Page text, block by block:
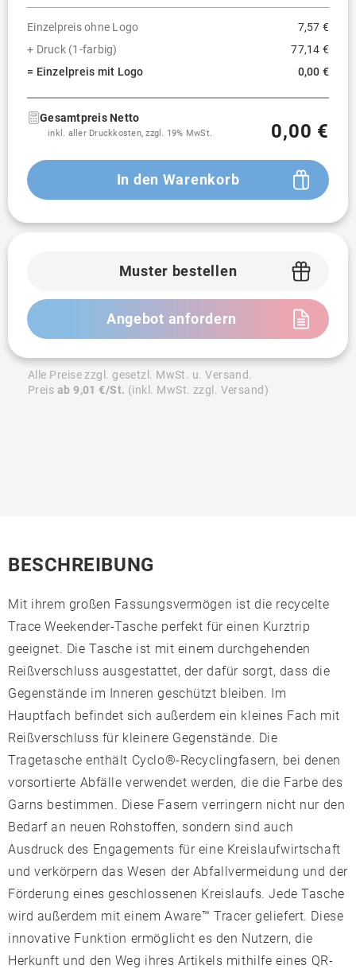
Einzelpreis ohne Logo
7,57 €
+ Druck (1-farbig)
77,14 €
= Einzelpreis mit Logo
0,00 €
Gesamtpreis Netto
inkl. aller Druckkosten, zzgl. 19% MwSt. 0,00 €
In den Warenkorb
Muster bestellen
Angebot anfordern
Alle Preise zzgl. gesetzl. MwSt. u. Versand.
Preis ab 9,01 €/St. (inkl. MwSt. zzgl. Versand)
BESCHREIBUNG
Mit ihrem großen Fassungsvermögen ist die recycelte
Trace Weekender-Tasche perfekt für einen Kurztrip
geeignet. Die Tasche ist mit einem durchgehenden
Reißverschluss ausgestattet, der dafür sorgt, dass die
Gegenstände im Inneren geschützt bleiben. Im
Hauptfach befindet sich außerdem ein kleines Fach mit
Reißverschluss für kleinere Gegenstände. Die
Tragetasche enthält Cyclo®-Recyclingfasern, bei denen
vorsortierte Abfälle verwendet werden, die die Farbe des
Garns bestimmen. Diese Fasern verringern nicht nur den
Bedarf an neuen Rohstoffen, sondern sind auch
Ausdruck des Engagements für eine Kreislaufwirtschaft
und verkörpern das Wesen der Abfallvermeidung und der
Förderung eines geschlossenen Kreislaufs. Jede Tasche
wird außerdem mit einem Aware™ Tracer geliefert. Diese
innovative Funktion ermöglicht es den Nutzern, die
Herkunft und den Weg ihres Artikels mithilfe eines QR-